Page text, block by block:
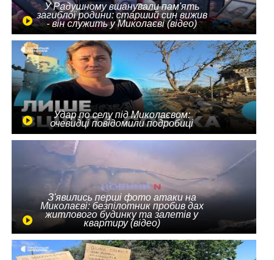
У Радушному вшанували пам'ять
загиблої родини: старший син вижив
- він служить у Миколаєві (відео)
Удар по селу під Миколаєвом:
очевидці повідомили подробиці
З'явились перші фото атаки на
Миколаєві: безпілотник пробив дах
житлового будинку та залетів у
квартиру (відео)